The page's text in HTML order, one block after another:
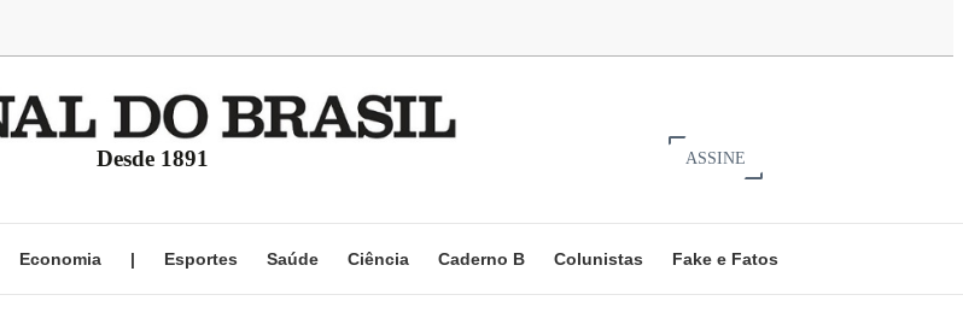
Desde 1891 ASSINE
Economia | Esportes Saúde Ciência Caderno B Colunistas Fake e Fatos